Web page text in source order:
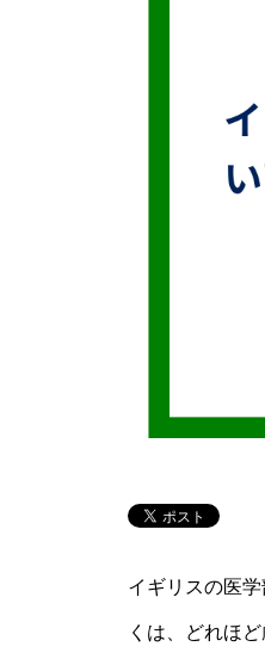
イギリスの医
くは、どれほ